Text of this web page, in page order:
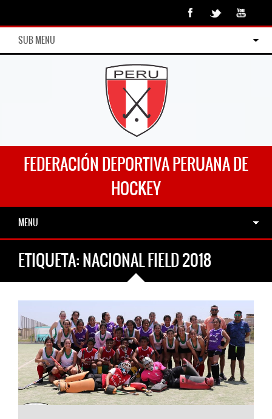
SUB MENU
FEDERACIÓN DEPORTIVA PERUANA DE
HOCKEY
MENU
ETIQUETA:NACIONAL FIELD 2018